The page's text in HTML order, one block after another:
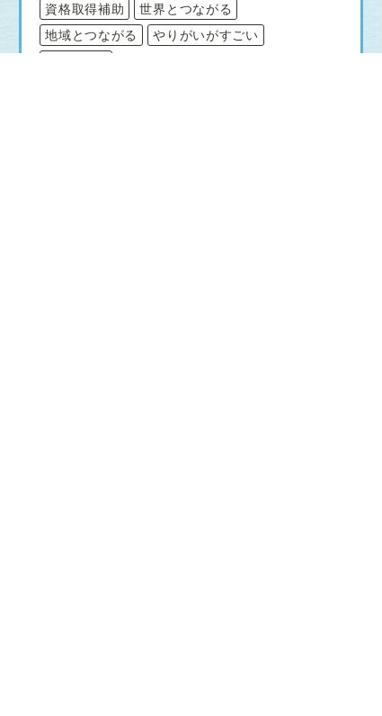
資格取得補助
世界とつながる
地域とつながる
やりがいがすごい